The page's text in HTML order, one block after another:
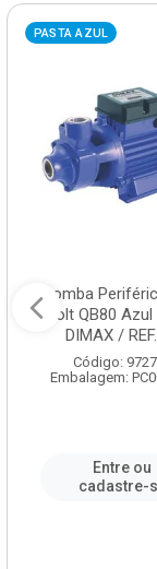
PASTA AZUL
Bomba
Bivolt QB80
DIMAX / REF.
Código:
Embalagem:
Entre ou
cadastre-